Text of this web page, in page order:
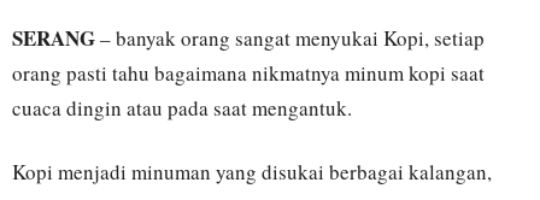
SERANG– banyak orang sangat menyukai Kopi, setiap
orang pasti tahu bagaimana nikmatnya minum kopi saat
cuaca dingin atau pada saat mengantuk.
Kopi menjadi minuman yang disukai berbagai kalangan,